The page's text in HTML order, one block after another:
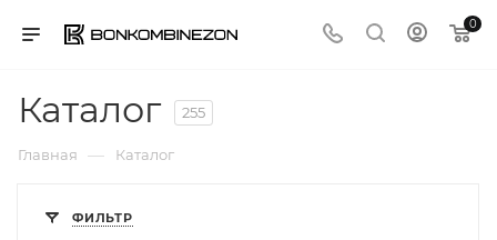
0
Каталог 255
Главная — Каталог
ФИЛЬТР